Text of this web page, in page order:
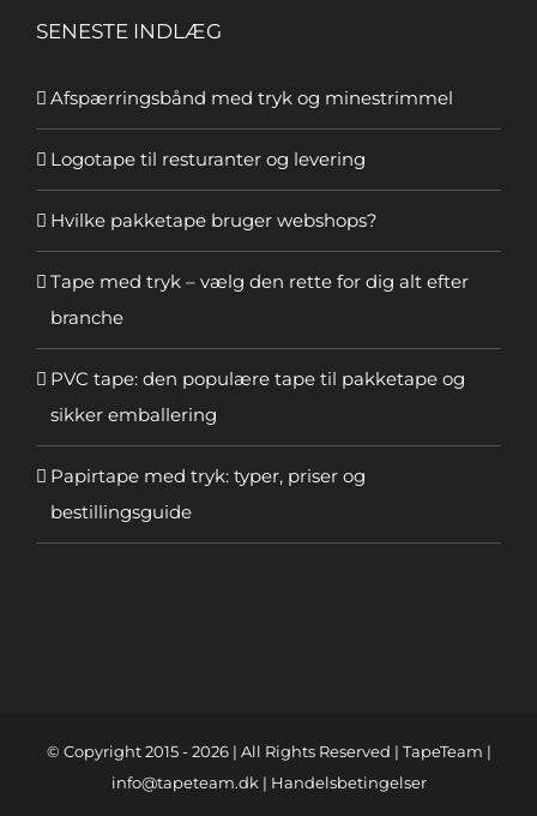
SENESTE INDLÆG
Afspærringsbånd med tryk og minestrimmel
Logotape til resturanter og levering
Hvilke pakketape bruger webshops?
Tape med tryk – vælg den rette for dig alt efter
branche
PVC tape: den populære tape til pakketape og
sikker emballering
Papirtape med tryk: typer, priser og
bestillingsguide
© Copyright 2015 -2026 | All Rights Reserved | TapeTeam |
info@tapeteam.dk | Handelsbetingelser